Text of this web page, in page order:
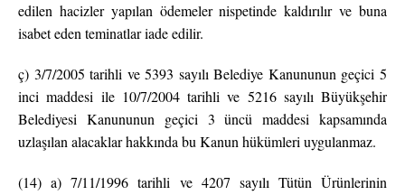
edilen hacizler yapılan ödemeler nispetinde kaldırılır ve buna
isabet eden teminatlar iade edilir.
ç) 3/7/2005 tarihli ve 5393 sayılı Belediye Kanununun geçici 5
inci maddesi ile 10/7/2004 tarihli ve 5216 sayılı Büyükşehir
Belediyesi Kanununun geçici 3 üncü maddesi kapsamında
uzlaşılan alacaklar hakkında bu Kanun hükümleri uygulanmaz.
(14) a) 7/11/1996 tarihli ve 4207 sayılı Tütün Ürünlerinin